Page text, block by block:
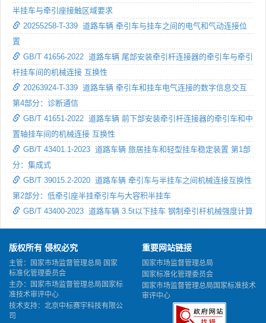
半挂车与牵引座接触区域要求
20255258-T-339 道路车辆 牵引车与挂车之间的电气和气动连接位
置
GB/T 41656-2022 道路车辆 尾部安装牵引杆连接器的牵引车与牵引
杆挂车间的机械连接 互换性
20263924-T-339 道路车辆 牵引车和挂车电气连接的数字信息交互
第4部分：诊断通信
GB/T 41651-2022 道路车辆 前下部安装牵引杆连接器的牵引车和中
置轴挂车间的机械连接 互换性
GB/T 43401.1-2023 道路车辆 旅居挂车和轻型挂车稳定装置 第1部
分：集成式
GB/T 39015.2-2020 道路车辆 牵引车与半挂车之间机械连接互换性
第2部分：低牵引座半挂牵引车与大容积半挂车
GB/T 43400-2023 道路车辆 3.5t以下挂车 钢制牵引杆机械强度计算
版权所有 侵权必究
主管：国家市场监督管理总局 国家
标准化管理委员会
主办：国家市场监督管理总局国家标
准技术审评中心
技术支持：北京中标赛宇科技有限公
司
重要网站链接
国家市场监督管理总局
国家标准化管理委员会
国家市场监督管理总局国家标准技术
审评中心